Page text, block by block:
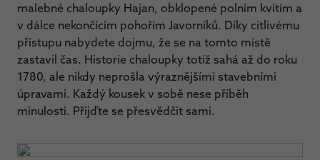
malebné chaloupky Hajan, obklopené polním kvítím a
v dálce nekončícím pohořím Javorníků. Díky citlivému
přístupu nabydete dojmu, že se na tomto místě
zastavil čas. Historie chaloupky totiž sahá až do roku
1780, ale nikdy neprošla výraznějšími stavebními
úpravami. Každý kousek v sobě nese příběh
minulosti. Přijďte se přesvědčit sami.